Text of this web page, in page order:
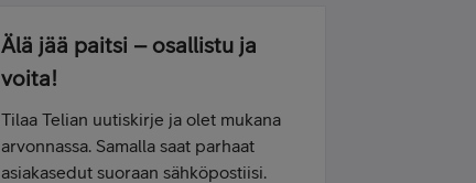
Älä jää paitsi – osallistu ja
voita!
Tilaa Telian uutiskirje ja olet mukana
arvonnassa. Samalla saat parhaat
asiakasedut suoraan sähköpostiisi.